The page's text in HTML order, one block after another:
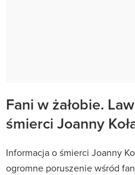
Fani w żałobie.
śmierci Joanny
Informacja o śmierci Joanny
ogromne poruszenie wśród